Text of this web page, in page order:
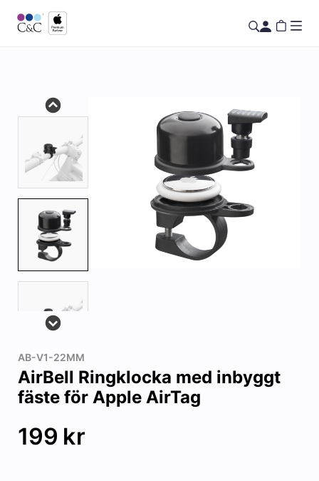
AB-V1-22MM
AirBell Ringklocka med inbyggt
fäste för Apple AirTag
199 kr